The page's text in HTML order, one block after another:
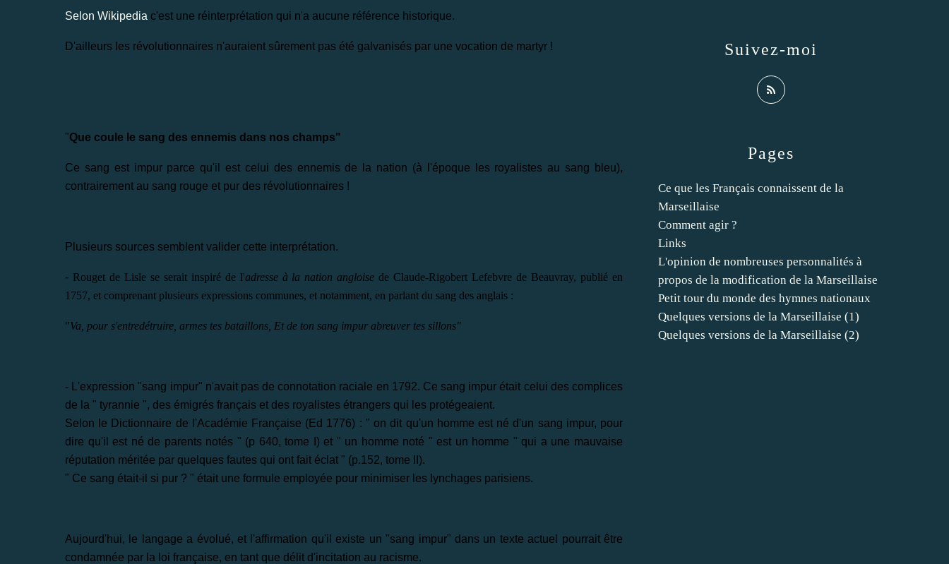
Selon Wikipedia c'est une réinterprétation qui n'a aucune référence historique.
D'ailleurs les révolutionnaires n'auraient sûrement pas été galvanisés par une vocation de martyr !
"Que coule le sang des ennemis dans nos champs"
Ce sang est impur parce qu'il est celui des ennemis de la nation (à l'époque les royalistes au sang bleu),
contrairement au sang rouge et pur des révolutionnaires !
Plusieurs sources semblent valider cette interprétation.
- Rouget de Lisle se serait inspiré de l'adresse à la nation angloise de Claude-Rigobert Lefebvre de Beauvray, publié en
1757, et comprenant plusieurs expressions communes, et notamment, en parlant du sang des anglais :
"Va, pour s'entredétruire, armes tes bataillons, Et de ton sang impur abreuver tes sillons"
- L'expression "sang impur" n'avait pas de connotation raciale en 1792. Ce sang impur était celui des complices
de la " tyrannie ", des émigrés français et des royalistes étrangers qui les protégeaient.
Selon le Dictionnaire de l'Académie Française (Ed 1776) : " on dit qu'un homme est né d'un sang impur, pour
dire qu'il est né de parents notés " (p 640, tome I) et " un homme noté " est un homme " qui a une mauvaise
réputation méritée par quelques fautes qui ont fait éclat " (p.152, tome II).
" Ce sang était-il si pur ? " était une formule employée pour minimiser les lynchages parisiens.
Aujourd'hui, le langage a évolué, et l'affirmation qu'il existe un "sang impur" dans un texte actuel pourrait être
condamnée par la loi française, en tant que délit d'incitation au racisme.
Pages
Ce que les Français connaissent de la
Marseillaise
Comment agir ?
Links
L'opinion de nombreuses personnalités à
propos de la modification de la Marseillaise
Petit tour du monde des hymnes nationaux
Quelques versions de la Marseillaise (1)
Quelques versions de la Marseillaise (2)
Suivez-moi